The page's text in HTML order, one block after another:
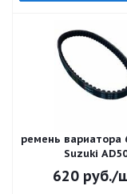
ремень вариатора
Suzuki
620руб./